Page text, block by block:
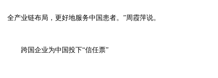
全产业链布局，更好地服务中国患者。”周霞萍说。
跨国企业为中国投下“信任票”